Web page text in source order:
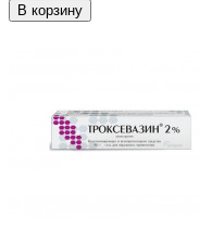
В корзину